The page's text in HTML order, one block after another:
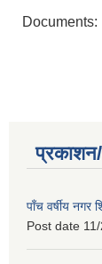
Documents:
पाँच वर्षीय नगर
Post date